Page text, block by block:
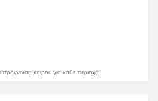
πρόγνωση καιρού για κάθε περιοχή